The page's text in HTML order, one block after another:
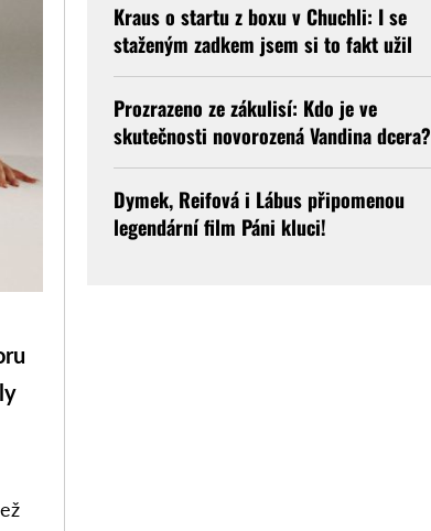
Kraus o startu z boxu v Chuchli: I se
staženým zadkem jsem si to fakt užil
Prozrazeno ze zákulisí: Kdo je ve
skutečnosti novorozená Vandina dcera?
Dymek, Reifová i Lábus připomenou
legendární film Páni kluci!